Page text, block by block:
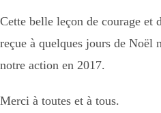
Cette belle leçon de courage et
reçue à quelques jours de Noël
notre action en 2017.
Merci à toutes et à tous.